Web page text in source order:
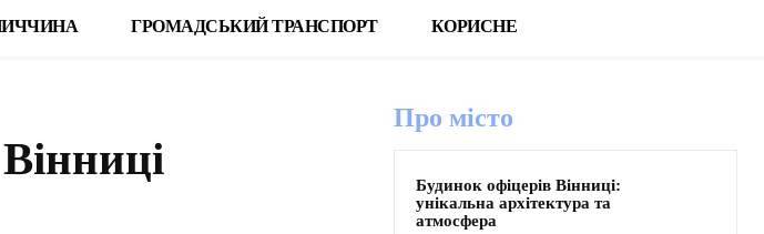
ГРОМАДСЬКИЙ ТРАНСПОРТ КОРИСНЕ
Про місто
Будинок офіцерів Вінниці:
унікальна архітектура та
атмосфера